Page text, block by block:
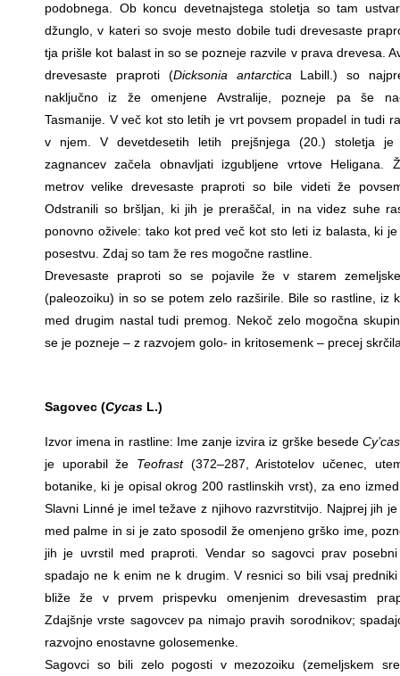
podobnega. Ob koncu devetnajstega stoletja so tam
džunglo, v kateri so svoje mesto dobile tudi drevesaste
tja prišle kot balast in so se pozneje razvile v prava drevesa.
drevesaste praproti (Dicksonia antarcticaLabill.) so
naključno iz že omenjene Avstralije, pozneje pa še
Tasmanije. V več kot sto letih je vrt povsem propadel in tudi
v njem. V devetdesetih letih prejšnjega (20.) stoletja je
zagnancev začela obnavljati izgubljene vrtove Heligana.
metrov velike drevesaste praproti so bile videti že
Odstranili so bršljan, ki jih je preraščal, in na videz suhe
ponovno oživele: tako kot pred več kot sto leti iz balasta, ki
posestvu. Zdaj so tam že res mogočne rastline.
Drevesaste praproti so se pojavile že v starem
(paleozoiku) in so se potem zelo razširile. Bile so rastline, iz
med drugim nastal tudi premog. Nekoč zelo mogočna
se je pozneje – z razvojem golo- in kritosemenk – precej
Sagovec (Cycas L.)
Izvor imena in rastline: Ime zanje izvira iz grške besedeCy’cas
je uporabil že Teofrast(372–287, Aristotelov učenec,
botanike, ki je opisal okrog 200 rastlinskih vrst), za eno
Slavni Linné je imel težave z njihovo razvrstitvijo. Najprej jih
med palme in si je zato sposodil že omenjeno grško ime,
jih je uvrstil med praproti. Vendar so sagovci prav
spadajo ne k enim ne k drugim. V resnici so bili vsaj predniki
bliže že v prvem prispevku omenjenim drevesastim
Zdajšnje vrste sagovcev pa nimajo pravih sorodnikov;
razvojno enostavne golosemenke.
Sagovci so bili zelo pogosti v mezozoiku (zemeljskem